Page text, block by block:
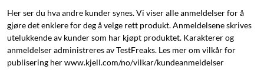
Her ser du hva andre kunder synes. Vi viser alle anmeldelser for å
gjøre det enklere for deg å velge rett produkt. Anmeldelsene skrives
utelukkende av kunder som har kjøpt produktet. Karakterer og
anmeldelser administreres av TestFreaks. Les mer om vilkår for
publisering her www.kjell.com/no/vilkar/kundeanmeldelser